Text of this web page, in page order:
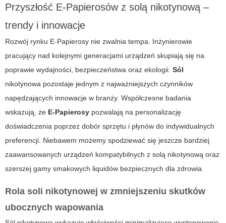
Przyszłość E-Papierosów z solą nikotynową –
trendy i innowacje
Rozwój rynku E-Papierosy nie zwalnia tempa. Inżynierowie
pracujący nad kolejnymi generacjami urządzeń skupiają się na
poprawie wydajności, bezpieczeństwa oraz ekologii. Sól
nikotynowa pozostaje jednym z najważniejszych czynników
napędzających innowacje w branży. Współczesne badania
wskazują, że E-Papierosy pozwalają na personalizację
doświadczenia poprzez dobór sprzętu i płynów do indywidualnych
preferencji. Niebawem możemy spodziewać się jeszcze bardziej
zaawansowanych urządzeń kompatybilnych z solą nikotynową oraz
szerszej gamy smakowych liquidów bezpiecznych dla zdrowia.
Rola soli nikotynowej w zmniejszeniu skutków
ubocznych wapowania